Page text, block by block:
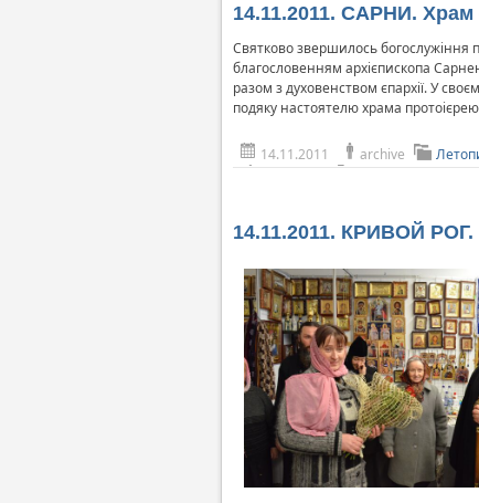
14.11.2011. САРНИ. Храм
Святково звершилось богослужіння
благословенням архієпископа
разом з духовенством єпархії. У
подяку настоятелю храма
14.11.2011 archive
14.11.2011. КРИВОЙ РОГ.